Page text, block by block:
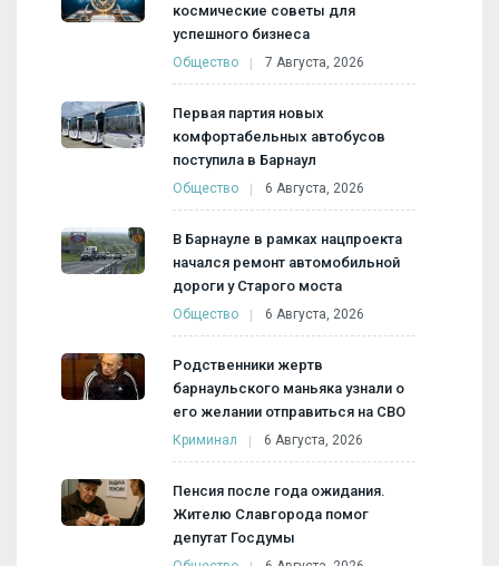
космические советы для
успешного бизнеса
Общество 7 Августа, 2026
Первая партия новых
комфортабельных автобусов
поступила в Барнаул
Общество 6 Августа, 2026
В Барнауле в рамках нацпроекта
начался ремонт автомобильной
дороги у Старого моста
Общество 6 Августа, 2026
Родственники жертв
барнаульского маньяка узнали о
его желании отправиться на СВО
Криминал 6 Августа, 2026
Пенсия после года ожидания.
Жителю Славгорода помог
депутат Госдумы